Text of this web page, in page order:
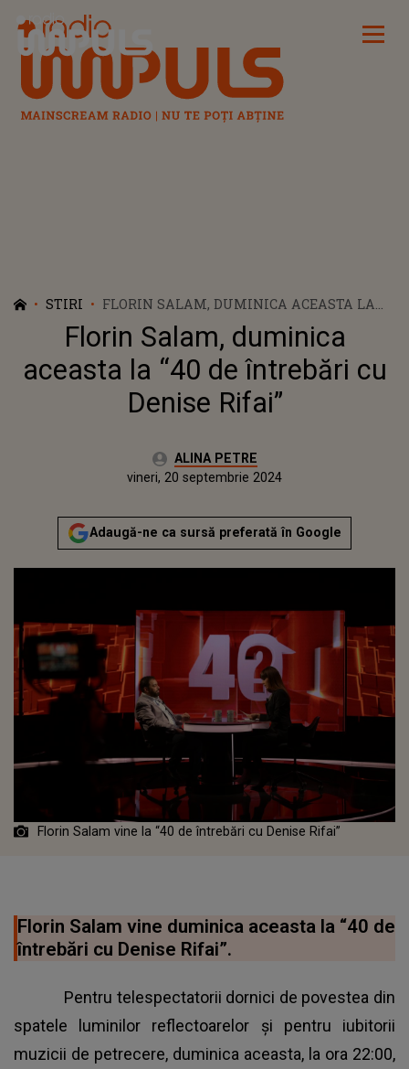
Radio Impuls
STIRI
FLORIN SALAM, DUMINICA ACEASTA LA
“40 DE ÎNTREBĂRI CU DENISE RIFAI”
Florin Salam, duminica
aceasta la “40 de întrebări cu
Denise Rifai”
Autor:ALINA PETRE
miercuri, 20 septembrie 2023
Actualizat:
vineri, 20 septembrie 2024
Adaugă-ne ca sursă preferată în Google
Florin Salam vine la “40 de întrebări cu Denise Rifai”
Florin Salam vine duminica aceasta la “40 de
întrebări cu Denise Rifai”.
Pentru telespectatorii dornici de povestea din
spatele luminilor reflectoarelor și pentru iubitorii
muzicii de petrecere, duminica aceasta, la ora 22:00,